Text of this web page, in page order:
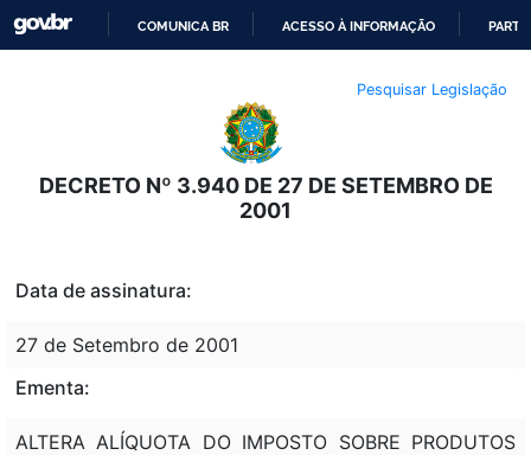
O
CONTEÚDO
COMUNICA BR ACESSO À INFORMAÇÃO
Pesquisar Legislação
DECRETO Nº 3.940 DE 27 DE SETEMBRO DE
2001
Data de assinatura:
27 de Setembro de 2001
Ementa:
ALTERA ALÍQUOTA DO IMPOSTO SOBRE PRODUTOS